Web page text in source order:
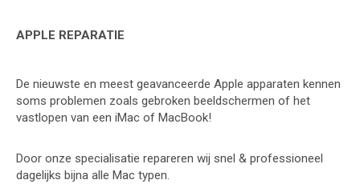
APPLE REPARATIE
De nieuwste en meest geavanceerde Apple apparaten kennen
soms problemen zoals gebroken beeldschermen of het
vastlopen van een iMac of MacBook!
Door onze specialisatie repareren wij snel & professioneel
dagelijks bijna alle Mac typen.